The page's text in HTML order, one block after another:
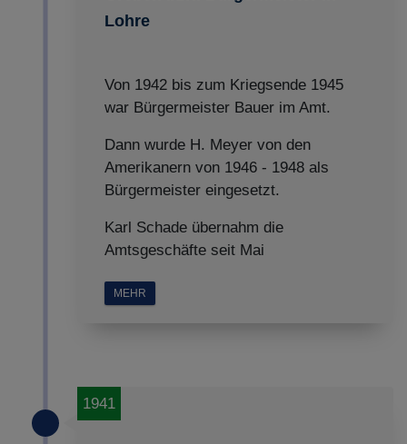
Lohre
Von 1942 bis zum Kriegsende 1945
war Bürgermeister Bauer im Amt.
Dann wurde H. Meyer von den
Amerikanern von 1946 - 1948 als
Bürgermeister eingesetzt.
Karl Schade übernahm die
Amtsgeschäfte seit Mai
MEHR
1941